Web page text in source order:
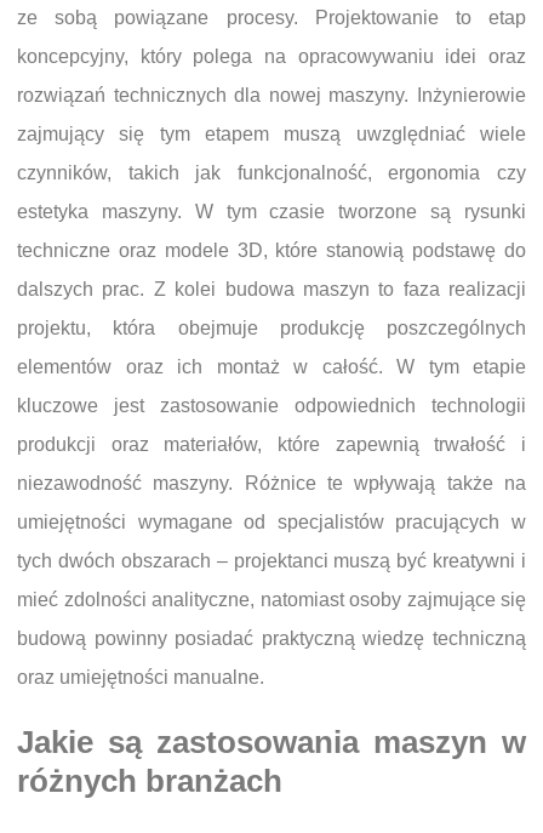
ze sobą powiązane procesy. Projektowanie to etap
koncepcyjny, który polega na opracowywaniu idei oraz
rozwiązań technicznych dla nowej maszyny. Inżynierowie
zajmujący się tym etapem muszą uwzględniać wiele
czynników, takich jak funkcjonalność, ergonomia czy
estetyka maszyny. W tym czasie tworzone są rysunki
techniczne oraz modele 3D, które stanowią podstawę do
dalszych prac. Z kolei budowa maszyn to faza realizacji
projektu, która obejmuje produkcję poszczególnych
elementów oraz ich montaż w całość. W tym etapie
kluczowe jest zastosowanie odpowiednich technologii
produkcji oraz materiałów, które zapewnią trwałość i
niezawodność maszyny. Różnice te wpływają także na
umiejętności wymagane od specjalistów pracujących w
tych dwóch obszarach – projektanci muszą być kreatywni i
mieć zdolności analityczne, natomiast osoby zajmujące się
budową powinny posiadać praktyczną wiedzę techniczną
oraz umiejętności manualne.
Jakie są zastosowania maszyn w
różnych branżach